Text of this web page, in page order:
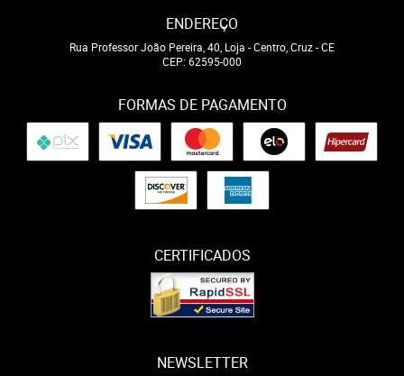
ENDEREÇO
Rua Professor João Pereira, 40, Loja -Centro, Cruz-CE
CEP: 62595-000
FORMAS DE PAGAMENTO
CERTIFICADOS
NEWSLETTER